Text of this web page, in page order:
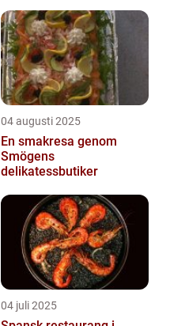
04 augusti 2025
En smakresa genom
Smögens
delikatessbutiker
04 juli 2025